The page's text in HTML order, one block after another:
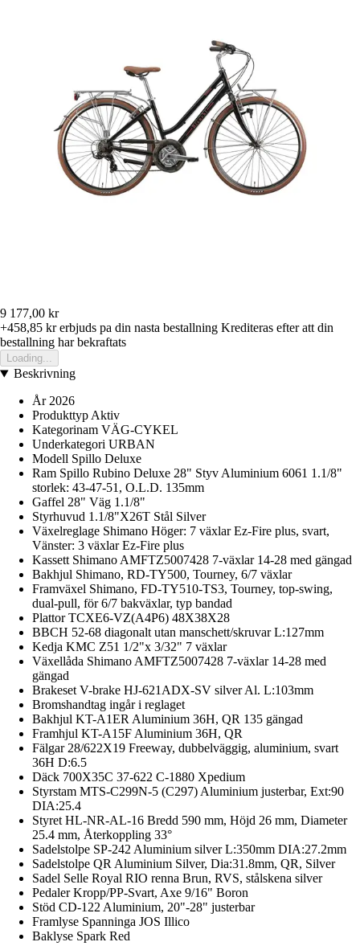
9 177,00 kr
+458,85 krerbjuds pa din nasta bestallning Krediteras efter att din
bestallning har bekraftats
Loading...
Beskrivning
År 2026
Produkttyp Aktiv
Kategorinam VÄG-CYKEL
Underkategori URBAN
Modell Spillo Deluxe
Ram Spillo Rubino Deluxe 28" Styv Aluminium 6061 1.1/8"
storlek: 43-47-51, O.L.D. 135mm
Gaffel 28" Väg 1.1/8"
Styrhuvud 1.1/8"X26T Stål Silver
Växelreglage Shimano Höger: 7 växlar Ez-Fire plus, svart,
Vänster: 3 växlar Ez-Fire plus
Kassett Shimano AMFTZ5007428 7-växlar 14-28 med gängad
Bakhjul Shimano, RD-TY500, Tourney, 6/7 växlar
Framväxel Shimano, FD-TY510-TS3, Tourney, top-swing,
dual-pull, för 6/7 bakväxlar, typ bandad
Plattor TCXE6-VZ(A4P6) 48X38X28
BBCH 52-68 diagonalt utan manschett/skruvar L:127mm
Kedja KMC Z51 1/2"x 3/32" 7 växlar
Växellåda Shimano AMFTZ5007428 7-växlar 14-28 med
gängad
Brakeset V-brake HJ-621ADX-SV silver Al. L:103mm
Bromshandtag ingår i reglaget
Bakhjul KT-A1ER Aluminium 36H, QR 135 gängad
Framhjul KT-A15F Aluminium 36H, QR
Fälgar 28/622X19 Freeway, dubbelväggig, aluminium, svart
36H D:6.5
Däck 700X35C 37-622 C-1880 Xpedium
Styrstam MTS-C299N-5 (C297) Aluminium justerbar, Ext:90
DIA:25.4
Styret HL-NR-AL-16 Bredd 590 mm, Höjd 26 mm, Diameter
25.4 mm, Återkoppling 33°
Sadelstolpe SP-242 Aluminium silver L:350mm DIA:27.2mm
Sadelstolpe QR Aluminium Silver, Dia:31.8mm, QR, Silver
Sadel Selle Royal RIO renna Brun, RVS, stålskena silver
Pedaler Kropp/PP-Svart, Axe 9/16" Boron
Stöd CD-122 Aluminium, 20"-28" justerbar
Framlyse Spanninga JOS Illico
Baklyse Spark Red